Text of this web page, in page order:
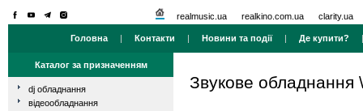
realmusic.ua realkino.com.ua clarity.ua
Головна | Контакти | Новини та події| Де купити?
Каталог за призначенням
dj обладнання
відеообладнання
Звукове обладнання